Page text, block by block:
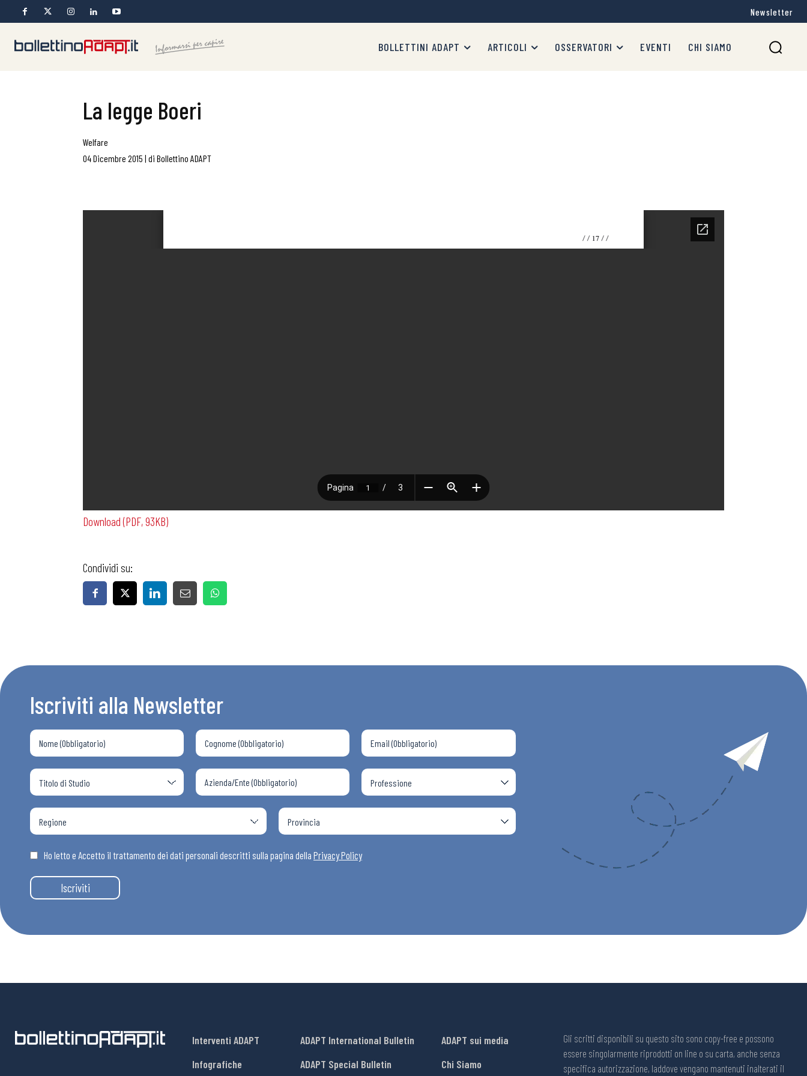
Chi Siamo
Newsletter
BOLLETTINI ADAPT ARTICOLI OSSERVATORI EVENTI CHI SIAMO
La legge Boeri
Welfare
04 Dicembre 2015 | di Bollettino ADAPT
Download (PDF, 93KB)
Condividi su:
Iscriviti alla Newsletter
Ho letto e Accetto il trattamento dei dati personali descritti sulla pagina della Privacy Policy
Iscriviti
Interventi ADAPT
Infografiche
ADAPT International Bulletin
ADAPT Special Bulletin
ADAPT sui media
Chi Siamo
Gli scritti disponibili su questo sito sono copy-free e possono
essere singolarmente riprodotti on line o su carta, anche senza
specifica autorizzazione, laddove vengano mantenuti inalterati il